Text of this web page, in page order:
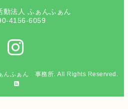
動法人 ふぁんふぁん
4156-6059
んふぁん 事務所 . All Rights Reserved.